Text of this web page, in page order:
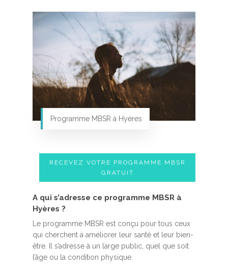
Programme MBSR à Hyères
RECEVEZ VOTRE PROGRAMME MBSR
GRATUIT
A qui s’adresse ce programme MBSR à
Hyères ?
Le programme MBSR est conçu pour tous ceux
qui cherchent à améliorer leur santé et leur bien-
être. Il s’adresse à un large public, quel que soit
l’âge ou la condition physique.